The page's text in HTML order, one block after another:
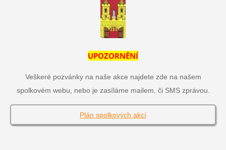
UPOZORNĚNÍ
Veškeré pozvánky na naše akce najdete zde na našem
spolkovém webu, nebo je zasíláme mailem, či SMS zprávou.
Plán spolkových akcí